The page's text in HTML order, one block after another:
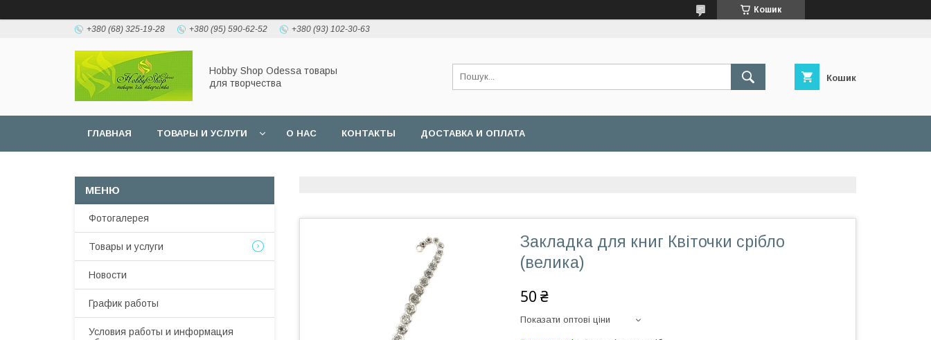
Кошик
+380 (68) 325-19-28 +380 (95) 590-62-52 +380 (93) 102-30-63
Hobbу Shop Odessa товары
для творчества
Кошик
ГЛАВНАЯ ТОВАРЫ И УСЛУГИ О НАС КОНТАКТЫ ДОСТАВКА И ОПЛАТА
Закладка для книг Квіточки срібло
(велика)
50 ₴
Показати оптові ціни
Фотогалерея
Товары и услуги
Новости
График работы
Условия работы и информация